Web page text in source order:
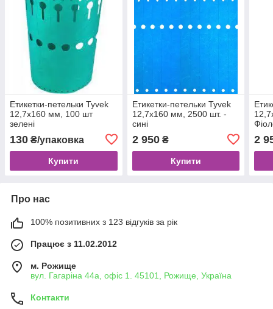
Етикетки-петельки Tyvek
12,7x160 мм, 100 шт
зелені
130 ₴/упаковка
Купити
Етикетки-петельки Tyvek
12,7x160 мм, 2500 шт. -
сині
2 950₴
Купити
2
Про нас
100% позитивних з 123 відгуків за рік
Працює з 11.02.2012
м. Рожище
вул. Гагаріна 44а, офіс 1. 45101, Рожище, Україна
Контакти